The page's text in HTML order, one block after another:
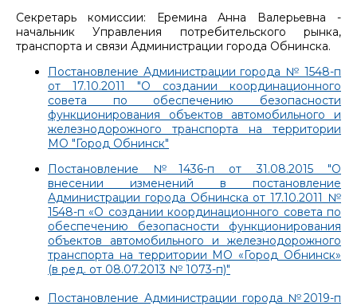
Секретарь комиссии: Еремина Анна Валерьевна -
начальник Управления потребительского рынка,
транспорта и связи Администрации города Обнинска.
Постановление Администрации города № 1548-п
от 17.10.2011 "О создании координационного
совета по обеспечению безопасности
функционирования объектов автомобильного и
железнодорожного транспорта на территории
МО "Город Обнинск"
Постановление №1436-п от 31.08.2015 "О
внесении изменений в постановление
Администрации города Обнинска от 17.10.2011 №
1548-п «О создании координационного совета по
обеспечению безопасности функционирования
объектов автомобильного и железнодорожного
транспорта на территории МО «Город Обнинск»
(в ред. от 08.07.2013 № 1073-п)"
Постановление Администрации города №2019-п